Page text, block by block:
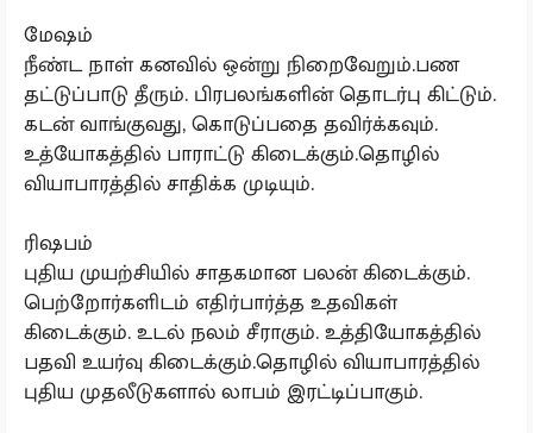
மேஷம்
நீண்ட நாள் கனவில் ஒன்று நிறைவேறும்.பண
தட்டுப்பாடு தீரும். பிரபலங்களின் தொடர்பு கிட்டும்.
கடன் வாங்குவது, கொடுப்பதை தவிர்க்கவும்.
உத்யோகத்தில் பாராட்டு கிடைக்கும்.தொழில்
வியாபாரத்தில் சாதிக்க முடியும்.
ரிஷபம்
புதிய முயற்சியில் சாதகமான பலன் கிடைக்கும்.
பெற்றோர்களிடம் எதிர்பார்த்த உதவிகள்
கிடைக்கும். உடல் நலம் சீராகும். உத்தியோகத்தில்
பதவி உயர்வு கிடைக்கும்.தொழில் வியாபாரத்தில்
புதிய முதலீடுகளால் லாபம் இரட்டிப்பாகும்.